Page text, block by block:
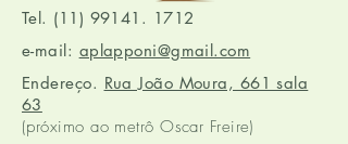
Tel. (11) 99141. 1712
e-mail: aplapponi@gmail.com
Endereço. Rua João Moura, 661 sala
63
(próximo ao metrô Oscar Freire)